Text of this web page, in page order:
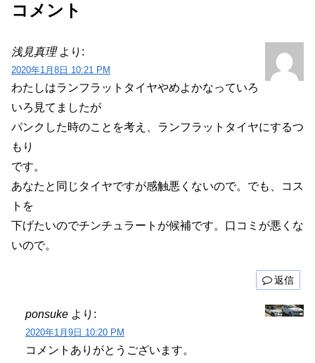
コメント
浅見真理 より:
2020年1月8日 10:21 PM
わたしはランフラットタイヤやめよかなっていろ
いろ見てましたが
パンクした時のことを考え、ランフラットタイヤにするつ
もり
です。
あなたと同じタイヤですが感触悪くないので。でも、コス
トを
下げたいのでチンチュラートが候補です。口コミが悪くな
いので。
返信
ponsuke より:
2020年1月9日 10:20 PM
コメントありがとうございます。